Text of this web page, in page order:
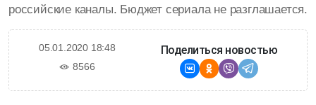
российские каналы. Бюджет сериала не разглашается.
05.01.2020 18:48
8566
Поделиться новостью